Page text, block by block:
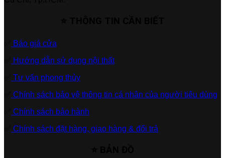
Báo giá cửa
Hướng dẫn sử dụng nội thất
Tư vấn phong thủy
Chính sách bảo vệ thông tin cá nhân của người tiêu dùng
Chính sách bảo hành
Chính sách đặt hàng, giao hàng & đổi trả